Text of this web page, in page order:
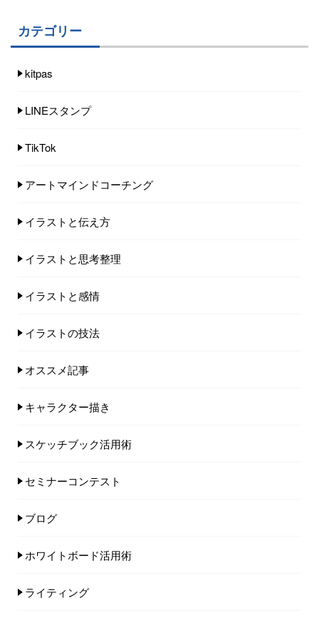
カテゴリー
kitpas
LINEスタンプ
TikTok
アートマインドコーチング
イラストと伝え方
イラストと思考整理
イラストと感情
イラストの技法
オススメ記事
キャラクター描き
スケッチブック活用術
セミナーコンテスト
ブログ
ホワイトボード活用術
ライティング